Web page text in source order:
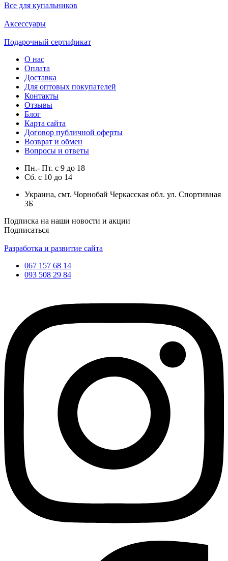
Все для купальников
Аксессуары
Подарочный сертификат
О нас
Оплата
Доставка
Для оптовых покупателей
Контакты
Отзывы
Блог
Карта сайта
Договор публичной оферты
Возврат и обмен
Вопросы и ответы
Пн.- Пт. с 9 до 18
Сб. с 10 до 14
Украина, смт. Чорнобай Черкасская обл. ул. Спортивная
3Б
Подписка на наши новости и акции
Подписаться
Разработка и развитие сайта
067 157 68 14
093 508 29 84